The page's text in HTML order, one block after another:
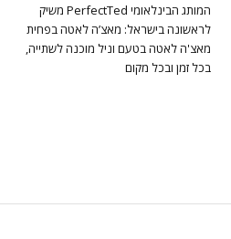
המותג הבינלאומי PerfectTed משיק
לראשונה בישראל: מאצ’ה לאטה בפחית
מאצ'ה לאטה בטעם וניל מוכנה לשתייה,
בכל זמן ובכל מקום